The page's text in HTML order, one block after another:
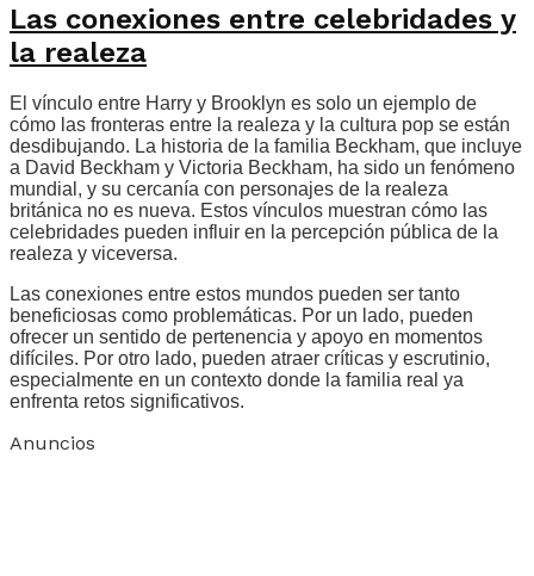
Las conexiones entre celebridades y
la realeza
El vínculo entre Harry y Brooklyn es solo un ejemplo de
cómo las fronteras entre la realeza y la cultura pop se están
desdibujando. La historia de la familia Beckham, que incluye
a David Beckham y Victoria Beckham, ha sido un fenómeno
mundial, y su cercanía con personajes de la realeza
británica no es nueva. Estos vínculos muestran cómo las
celebridades pueden influir en la percepción pública de la
realeza y viceversa.
Las conexiones entre estos mundos pueden ser tanto
beneficiosas como problemáticas. Por un lado, pueden
ofrecer un sentido de pertenencia y apoyo en momentos
difíciles. Por otro lado, pueden atraer críticas y escrutinio,
especialmente en un contexto donde la familia real ya
enfrenta retos significativos.
Anuncios